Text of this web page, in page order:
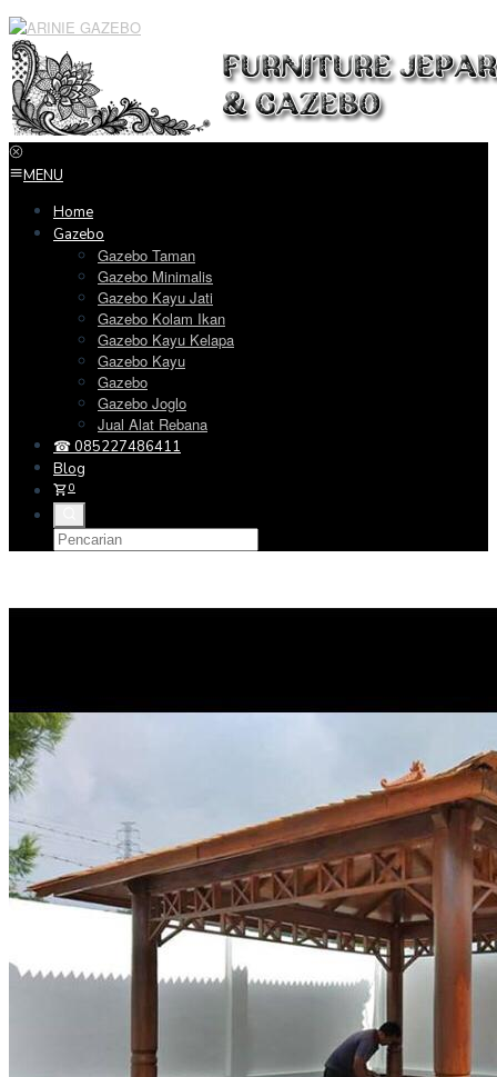
Loncat
ke
konten
MENU
Home
Gazebo
Gazebo Taman
Gazebo Minimalis
Gazebo Kayu Jati
Gazebo Kolam Ikan
Gazebo Kayu Kelapa
Gazebo Kayu
Gazebo
Gazebo Joglo
Jual Alat Rebana
☎ 085227486411
Blog
0